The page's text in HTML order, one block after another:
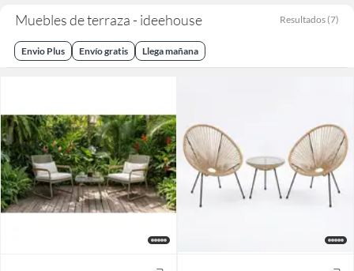
Muebles de terraza - ideehouse Resultados (7)
Envio Plus Envío gratis Llega mañana